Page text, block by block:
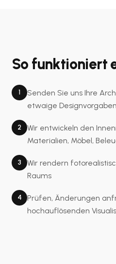
So funktioniert
1
Senden Sie uns Ihre
etwaige Designvorgaben
2
Wir entwickeln den
Materialien, Möbel,
3
Wir rendern
Raums
4
Prüfen, Änderungen
hochauflösenden